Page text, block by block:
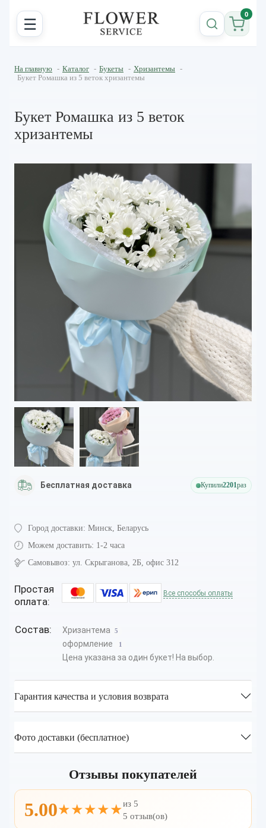
☰ 0
На главную - Каталог - Букеты - Хризантемы -
Букет Ромашка из 5 веток хризантемы
Букет Ромашка из 5 веток
хризантемы
Бесплатная доставка Купили2201раз
Город доставки: Минск, Беларусь
Можем доставить: 1-2 часа
Самовывоз: ул. Скрыганова, 2Б, офис 312
Простая
оплата:
Все способы оплаты
Состав: Хризантема 5
оформление 1
Цена указана за один букет! На выбор.
Гарантия качества и условия возврата
Фото доставки (бесплатное)
Отзывы покупателей
5.00★★★★★из 5
5 отзыв(ов)